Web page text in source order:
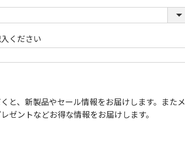
ください
と、新製品やセール情報をお届けします。またメ
ゼントなどお得な情報をお届けします。